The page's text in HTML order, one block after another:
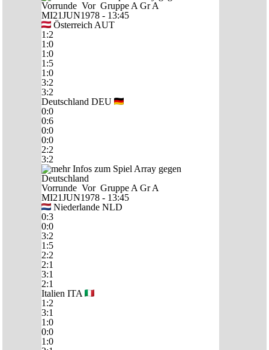
Vorrunde Vor Gruppe A Gr A
MI21JUN1978 - 13:45
Österreich AUT
1:2
1:0
1:0
1:5
1:0
3:2
3:2
Deutschland DEU
0:0
0:6
0:0
0:0
2:2
3:2
Vorrunde Vor Gruppe A Gr A
MI21JUN1978 - 13:45
Niederlande NLD
0:3
0:0
3:2
1:5
2:2
2:1
3:1
2:1
Italien ITA
1:2
3:1
1:0
0:0
1:0